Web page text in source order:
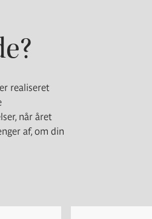
realiseret
når året
af, om din